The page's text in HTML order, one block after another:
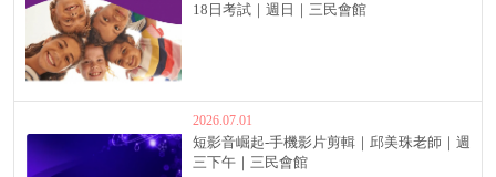
18日考試｜週日｜三民會館
2026.07.01
短影音崛起-手機影片剪輯｜邱美珠老師｜週
三下午｜三民會館